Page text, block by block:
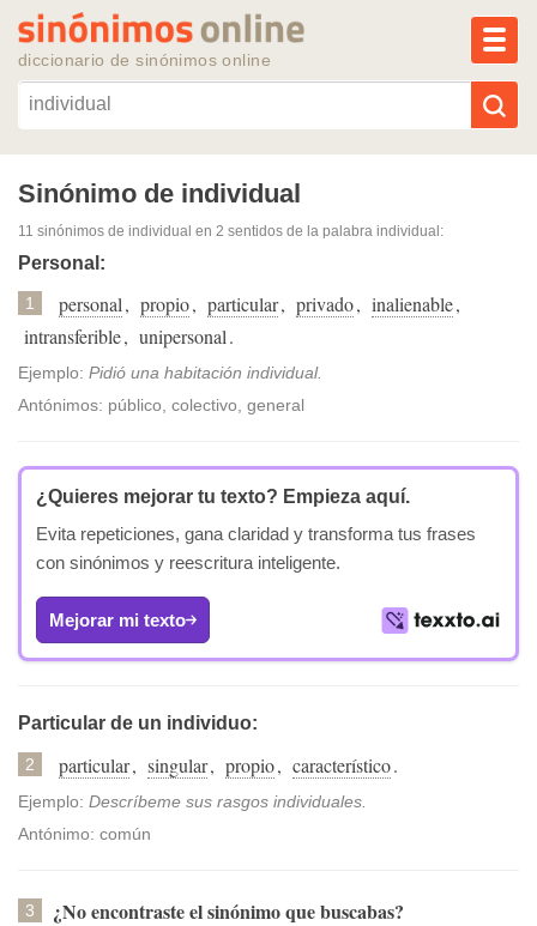
diccionario de sinónimos online
Reescribir texto con IA
Sinónimos populares
Temas populares
Temas recientes
Sinónimo de individual
11 sinónimos de individual en 2 sentidos de la palabra individual:
Personal:
1 personal, propio, particular, privado, inalienable,
intransferible, unipersonal.
Ejemplo: Pidió una habitación individual.
Antónimos: público, colectivo, general
¿Quieres mejorar tu texto? Empieza aquí.
Evita repeticiones, gana claridad y transforma tus frases
con sinónimos y reescritura inteligente.
Mejorar mi texto
Particular de un individuo:
2 particular, singular, propio, característico.
Ejemplo: Descríbeme sus rasgos individuales.
Antónimo: común
3 ¿No encontraste el sinónimo que buscabas?